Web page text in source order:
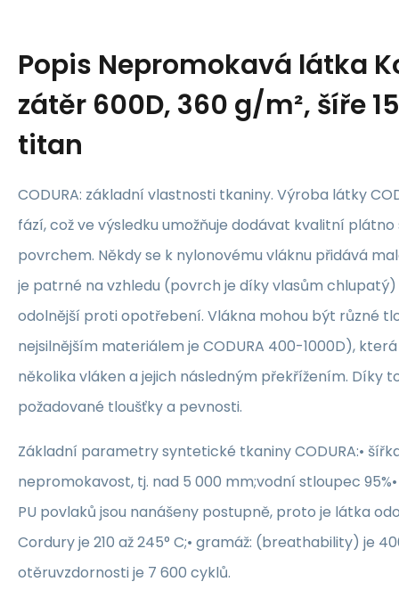
Popis Nepromokavá látka
zátěr 600D, 360 g/m², šíře
titan
CODURA: základní vlastnosti tkaniny. Výroba látky
fází, což ve výsledku umožňuje dodávat kvalitní
povrchem. Někdy se k nylonovému vláknu přidává
je patrné na vzhledu (povrch je díky vlasům
odolnější proti opotřebení. Vlákna mohou být různé
nejsilnějším materiálem je CODURA 400-1000D),
několika vláken a jejich následným překřížením. Díky
požadované tloušťky a pevnosti.
Základní parametry syntetické tkaniny CODURA:•
nepromokavost, tj. nad 5 000 mm;vodní stloupec
PU povlaků jsou nanášeny postupně, proto je látka
Cordury je 210 až 245° C;• gramáž: (breathability) je
otěruvzdornosti je 7 600 cyklů.